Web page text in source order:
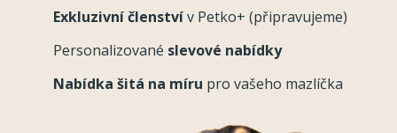
Exkluzivní členstvív Petko+ (připravujeme)
Personalizované slevové nabídky
Nabídka šitá na míru pro vašeho mazlíčka